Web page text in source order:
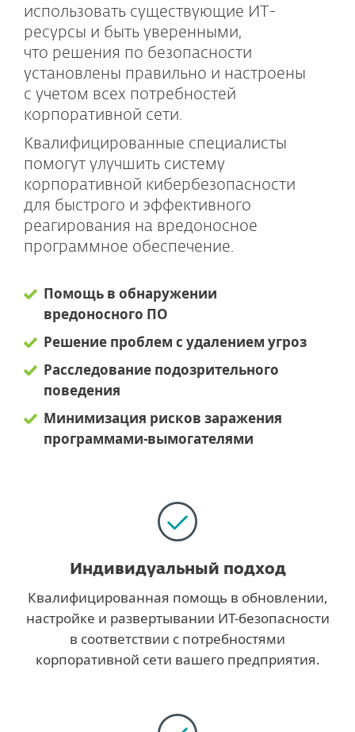
использовать существующие ИТ-
ресурсы и быть уверенными,
что решения по безопасности
установлены правильно и настроены
с учетом всех потребностей
корпоративной сети.
Квалифицированные специалисты
помогут улучшить систему
корпоративной кибербезопасности
для быстрого и эффективного
реагирования на вредоносное
программное обеспечение.
Помощь в обнаружении
вредоносного ПО
Решение проблем с удалением угроз
Расследование подозрительного
поведения
Минимизация рисков заражения
программами-вымогателями
Индивидуальный подход
Квалифицированная помощь в обновлении,
настройке и развертывании ИT-безопасности
в соответствии с потребностями
корпоративной сети вашего предприятия.